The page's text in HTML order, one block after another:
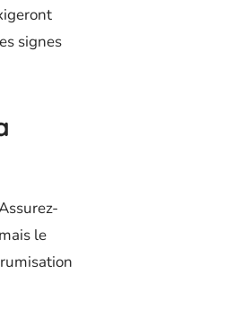
signes
le